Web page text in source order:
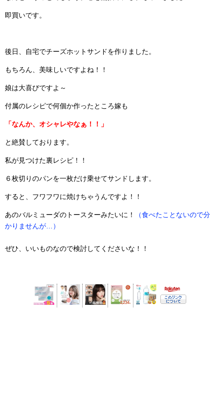
即買いです。
後日、自宅でチーズホットサンドを作りました。
もちろん、美味しいですよね！！
娘は大喜びですよ～
付属のレシピで何個か作ったところ嫁も
「なんか、オシャレやなぁ！！」
と絶賛しております。
私が見つけた裏レシピ！！
６枚切りのパンを一枚だけ乗せてサンドします。
すると、フワフワに焼けちゃうんですよ！！
あのバルミューダのトースターみたいに！
（食べたことないので分
かりませんが…）
ぜひ、いいものなので検討してくださいな！！